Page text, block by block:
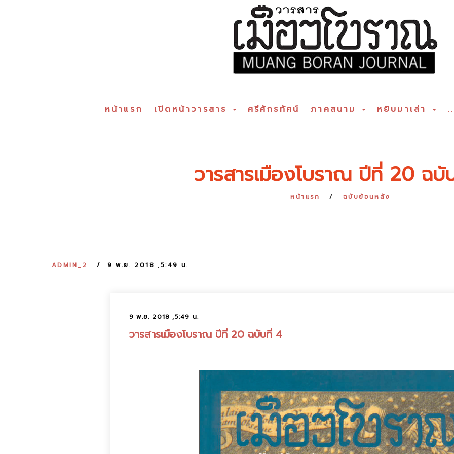
หน้าแรก เปิดหน้าวารสาร ศรีศักรทัศน์ ภาคสนาม หยิบมาเล่า
วารสารเมืองโบราณ ปีที่ 20 ฉ
หน้าแรก ฉบับย้อนหลัง
ADMIN_2 9 พ.ย. 2018 ,5:49 น.
9 พ.ย. 2018 ,5:49 น.
วารสารเมืองโบราณ ปีที่ 20 ฉบับที่ 4